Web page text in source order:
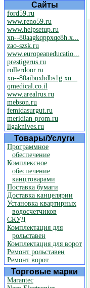
Сайты
ford59.ru
www.reno59.ru
www.helpsetup.ru
xn--80aagkqppxqe8h.x...
zao-szsk.ru
www.europeaneducatio...
prestigerus.ru
rollerdoor.ru
xn--80aibuxhdbs1g.xn...
qmedical.co.il
www.arealrus.ru
mebson.ru
femidasurgut.ru
meridian-prom.ru
ligaknives.ru
Товары/Услуги
Программное
обеспечение
Комплексное
обеспечение
канцтоварами
Поставка бумаги
Доставка канцелярии
Установка квартирных
водосчетчиков
СКУД
Комплектация для
рольставен
Комплектация для ворот
Ремонт рольставен
Ремонт ворот
Торговые марки
Marantec